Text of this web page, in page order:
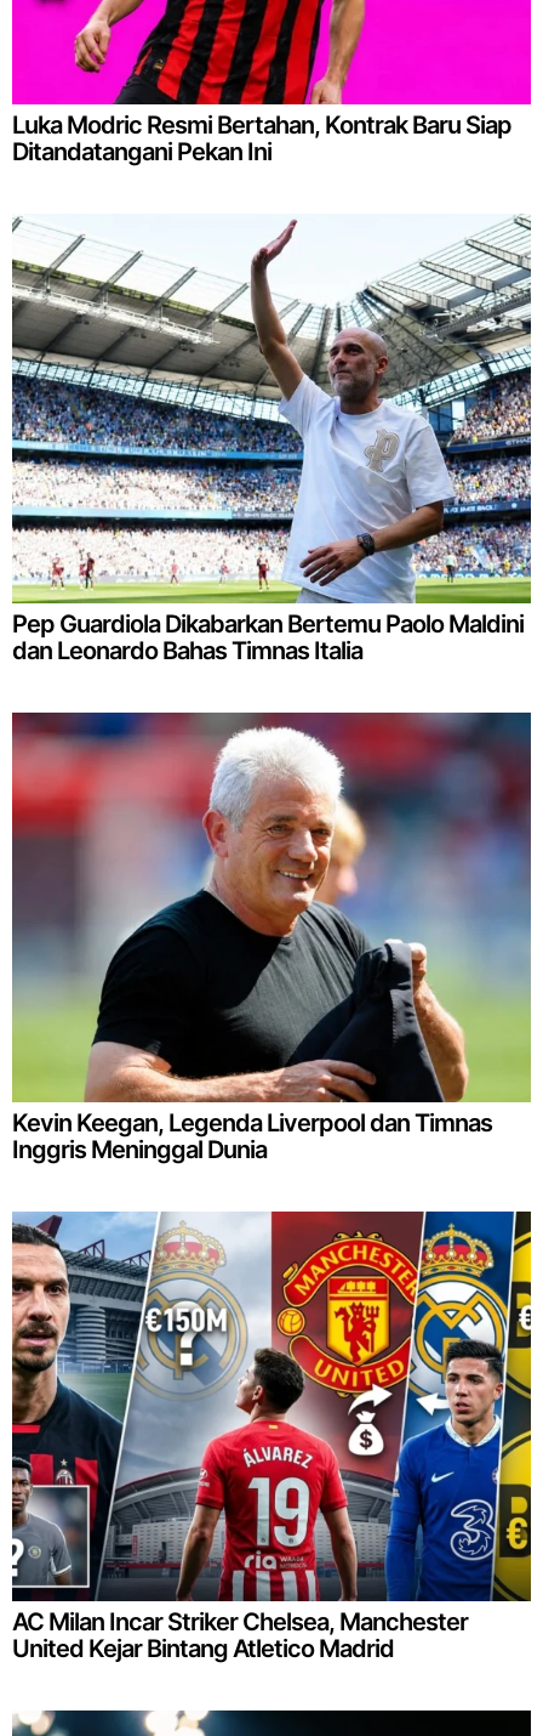
Luka Modric Resmi Bertahan, Kontrak Baru Siap
Ditandatangani Pekan Ini
Pep Guardiola Dikabarkan Bertemu Paolo Maldini
dan Leonardo Bahas Timnas Italia
Kevin Keegan, Legenda Liverpool dan Timnas
Inggris Meninggal Dunia
AC Milan Incar Striker Chelsea, Manchester
United Kejar Bintang Atletico Madrid